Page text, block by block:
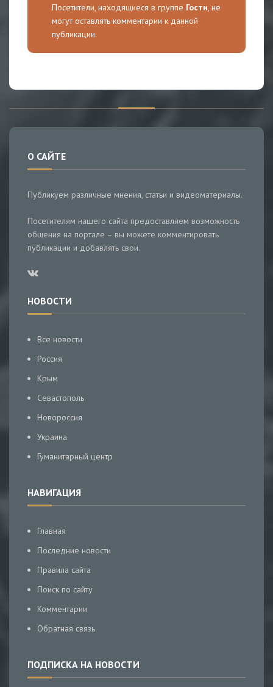
Посетители, находящиеся в группе Гости, не
могут оставлять комментарии к данной
публикации.
О САЙТЕ
Публикуем различные мнения, статьи и видеоматериалы.
Посетителям нашего сайта предоставляем возможность
общения на портале – вы можете комментировать
публикации и добавлять свои.
НОВОСТИ
Все новости
Россия
Крым
Севастополь
Новороссия
Украина
Гуманитарный центр
НАВИГАЦИЯ
Главная
Последние новости
Правила сайта
Поиск по сайту
Комментарии
Обратная связь
ПОДПИСКА НА НОВОСТИ